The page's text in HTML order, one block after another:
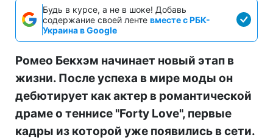
Будь в курсе, а не в шоке! Добавь
содержание своей ленте вместе с РБК-
Украина в Google
Ромео Бекхэм начинает новый этап в
жизни. После успеха в мире моды он
дебютирует как актер в романтической
драме о теннисе "Forty Love", первые
кадры из которой уже появились в сети.